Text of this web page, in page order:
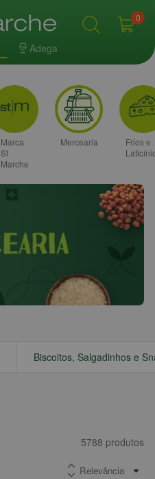
Adega
0
Marca
St
Marche
Mercearia
Frios e
Biscoitos, Salgadinhos e
5788 produtos